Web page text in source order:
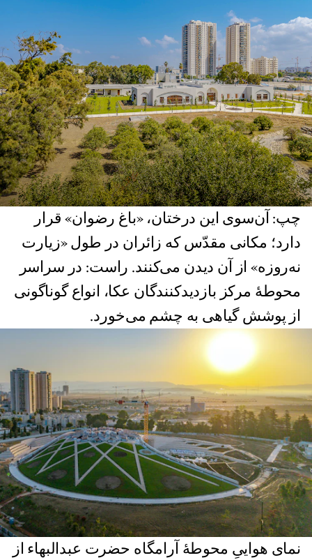
چپ: آن‌سوی این درختان، «باغ رضوان» قرار
دارد؛ مکانی مقدّس که زائران در طول «زیارت
نه‌روزه» از آن دیدن می‌کنند. راست: در سراسر
محوطهٔ مرکز بازدیدکنندگان عکا، انواع گوناگونی
از پوشش گیاهی به چشم می‌خورد.
نمای هواییِ محوطهٔ آرامگاه حضرت عبدالبهاء از